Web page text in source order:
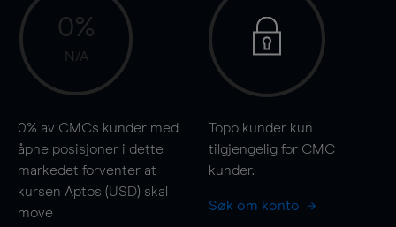
0%
N/A
0% av CMCs kunder med
åpne posisjoner i dette
markedet forventer at
kursen Aptos (USD) skal
move
Topp kunder kun
tilgjengelig for CMC
kunder.
Søk om konto